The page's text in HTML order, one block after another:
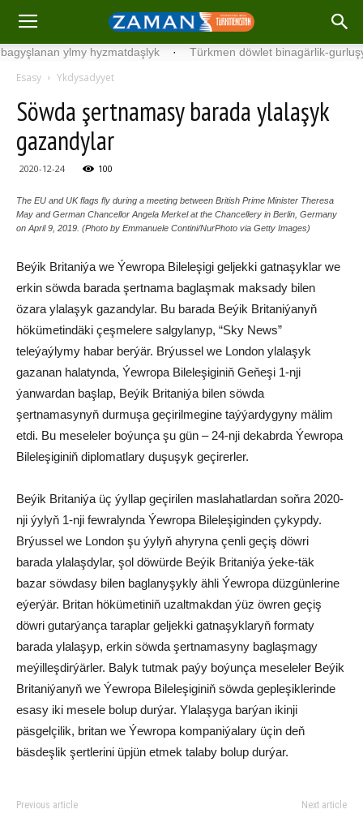
ylmy hyzmatdaşlyk · Türkmen döwlet binagärlik-gurluşyk
Esasy Ykdysadyyet
Söwda şertnamasy barada ylalaşyk
gazandylar
2020-12-24 100
The EU and UK flags fly during a meeting between British Prime Minister Theresa
May and German Chancellor Angela Merkel at the Chancellery in Berlin, Germany
on April 9, 2019. (Photo by Emmanuele Contini/NurPhoto via Getty Images)
Beýik Britaniýa we Ýewropa Bileleşigi geljekki gatnaşyklar we
erkin söwda barada şertnama baglaşmak maksady bilen
özara ylalaşyk gazandylar. Bu barada Beýik Britaniýanyň
hökümetindäki çeşmelere salgylanyp, “Sky News”
teleýaýlymy habar berýär. Brýussel we London ylalaşyk
gazanan halatynda, Ýewropa Bileleşiginiň Geňeşi 1-nji
ýanwardan başlap, Beýik Britaniýa bilen söwda
şertnamasynyň durmuşa geçirilmegine taýýardygyny mälim
etdi. Bu meseleler boýunça şu gün – 24-nji dekabrda Ýewropa
Bileleşiginiň diplomatlary duşuşyk geçirerler.
Beýik Britaniýa üç ýyllap geçirilen maslahatlardan soňra 2020-
nji ýylyň 1-nji fewralynda Ýewropa Bileleşiginden çykypdy.
Brýussel we London şu ýylyň ahyryna çenli geçiş döwri
barada ylalaşdylar, şol döwürde Beýik Britaniýa ýeke-täk
bazar söwdasy bilen baglanyşykly ähli Ýewropa düzgünlerine
eýerýär. Britan hökümetiniň uzaltmakdan ýüz öwren geçiş
döwri gutarýança taraplar geljekki gatnaşyklaryň formaty
barada ylalaşyp, erkin söwda şertnamasyny baglaşmagy
meýilleşdirýärler. Balyk tutmak paýy boýunça meseleler Beýik
Britaniýanyň we Ýewropa Bileleşiginiň söwda gepleşiklerinde
esasy iki mesele bolup durýar. Ylalaşyga barýan ikinji
päsgelçilik, britan we Ýewropa kompaniýalary üçin deň
bäsdeşlik şertlerini üpjün etmek talaby bolup durýar.
Previous article Next article